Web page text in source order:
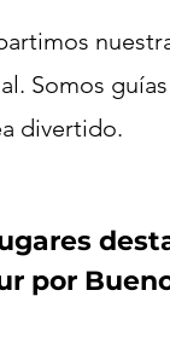
Somos
divertido.
por